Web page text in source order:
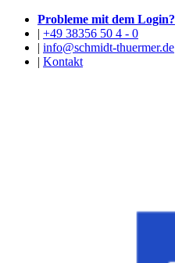
Probleme mit dem Login?
| +49 38356 50 4 - 0
| info@schmidt-thuermer.de
| Kontakt